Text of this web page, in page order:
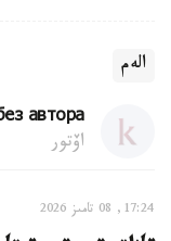
الەم
автора
اۆتور
17:24, 08 تامىز 2026